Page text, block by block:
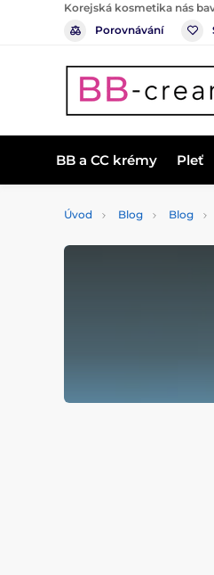
Korejská kosmetika nás
Porovnávání
BB a CC krémy Pleť
Úvod Blog Blog